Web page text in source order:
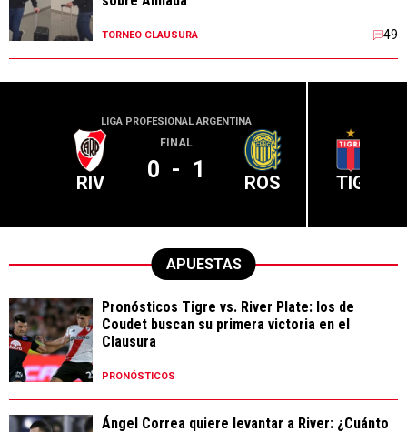
TORNEO CLAUSURA 49
LIGA PROFESIONAL ARGENTINA
RIV
FINAL
0 - 1 ROS TIG
APUESTAS
Pronósticos Tigre vs. River Plate: los de
Coudet buscan su primera victoria en el
Clausura
PRONÓSTICOS
Ángel Correa quiere levantar a River: ¿Cuánto